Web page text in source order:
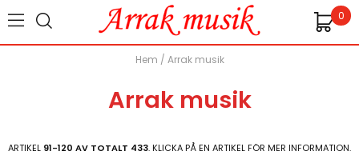
0
Hem / Arrak musik
Arrak musik
ARTIKEL 91-120 AV TOTALT 433. KLICKA PÅ EN ARTIKEL FÖR MER INFORMATION.